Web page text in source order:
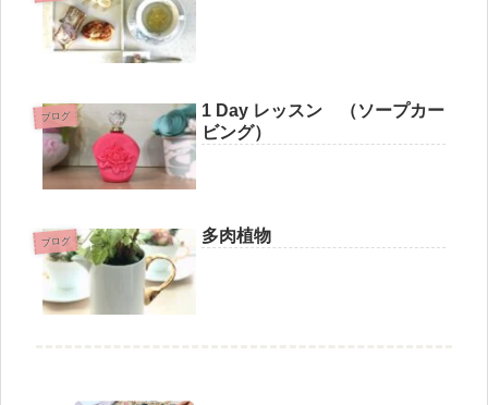
ブログ
1 Day レッスン （ソープカー
ビング）
ブログ 多肉植物